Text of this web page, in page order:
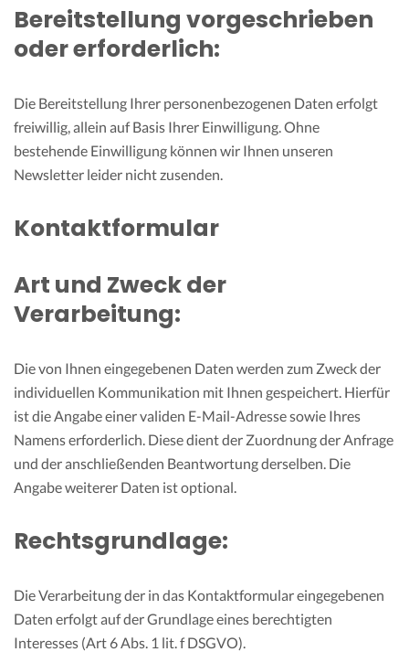
Bereitstellung vorgeschrieben
oder erforderlich:
Die Bereitstellung Ihrer personenbezogenen Daten erfolgt
freiwillig, allein auf Basis Ihrer Einwilligung. Ohne
bestehende Einwilligung können wir Ihnen unseren
Newsletter leider nicht zusenden.
Kontaktformular
Art und Zweck der
Verarbeitung:
Die von Ihnen eingegebenen Daten werden zum Zweck der
individuellen Kommunikation mit Ihnen gespeichert. Hierfür
ist die Angabe einer validen E-Mail-Adresse sowie Ihres
Namens erforderlich. Diese dient der Zuordnung der Anfrage
und der anschließenden Beantwortung derselben. Die
Angabe weiterer Daten ist optional.
Rechtsgrundlage:
Die Verarbeitung der in das Kontaktformular eingegebenen
Daten erfolgt auf der Grundlage eines berechtigten
Interesses (Art 6 Abs. 1 lit. f DSGVO).